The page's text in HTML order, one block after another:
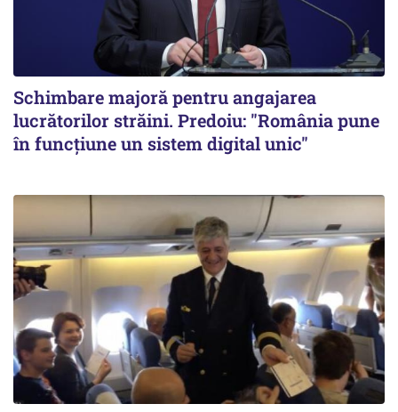
Schimbare majoră pentru angajarea
lucrătorilor străini. Predoiu: "România pune
în funcțiune un sistem digital unic"